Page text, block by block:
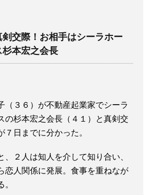
交際！お相手はシーラホー
本宏之会長
３６）が不動産起業家でシーラ
の杉本宏之会長（４１）と真剣交
７日までに分かった。
２人は知人を介して知り合い、
恋人関係に発展。食事を重ねなが